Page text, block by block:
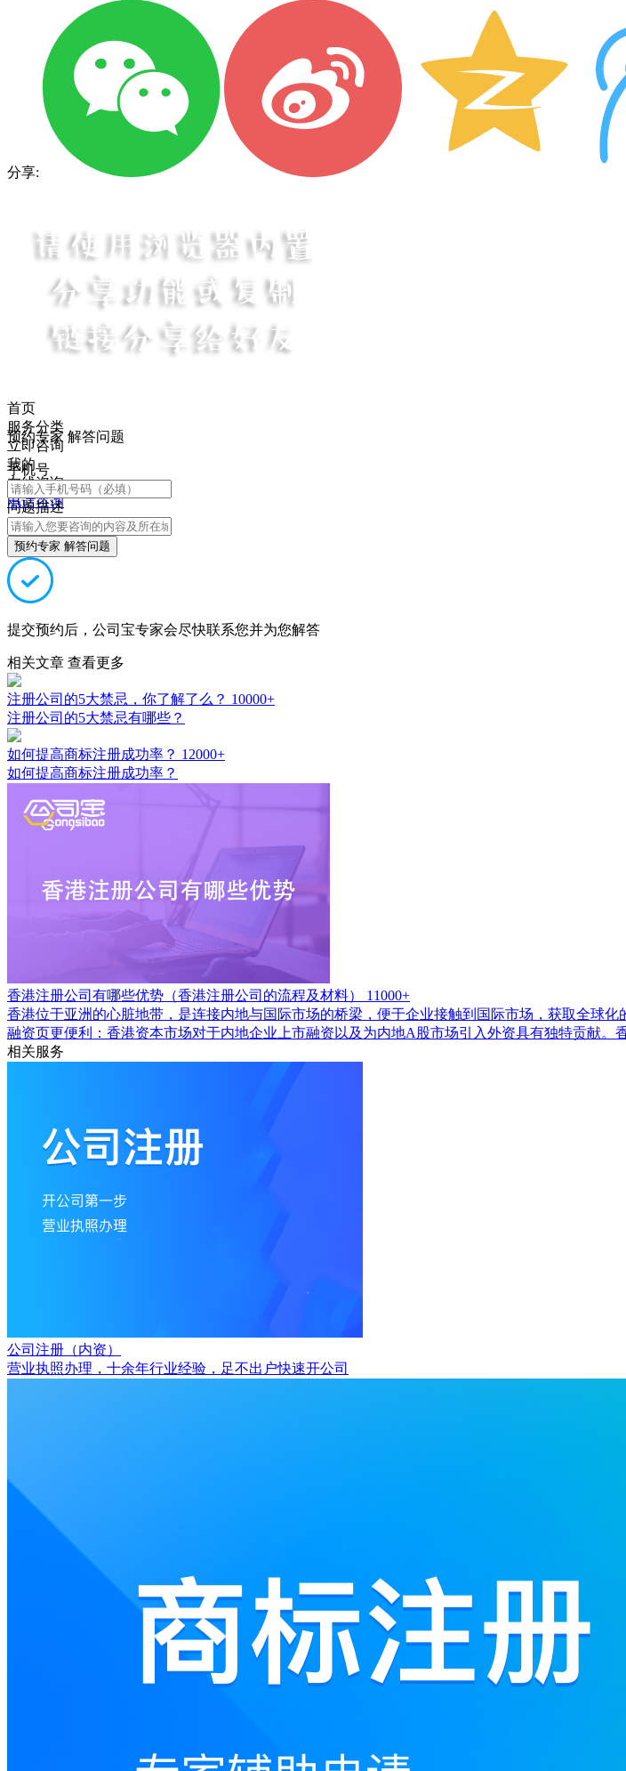
分享:
首页
服务分类
立即咨询
我的
在线咨询
电话咨询
预约专家 解答问题
手机号
问题描述
预约专家 解答问题
提交预约后，公司宝专家会尽快联系您并为您解答
相关文章 查看更多
注册公司的5大禁忌，你了解了么？ 10000+
注册公司的5大禁忌有哪些？
如何提高商标注册成功率？ 12000+
如何提高商标注册成功率？
香港注册公司有哪些优势（香港注册公司的流程及材料）
11000+
香港位于亚洲的心脏地带，是连接内地与国际市场的桥梁，便于企业接触到国际市场，获取全球
融资页更便利：香港资本市场对于内地企业上市融资以及为内地A股市场引入外资具有独特贡献。
相关服务
公司注册（内资）
营业执照办理，十余年行业经验，足不出户快速开公司